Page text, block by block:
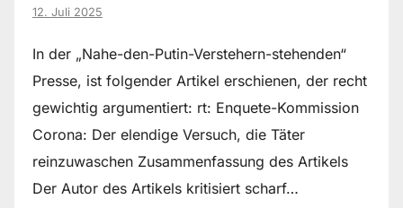
12. Juli 2025
In der „Nahe-den-Putin-Verstehern-stehenden“
Presse, ist folgender Artikel erschienen, der recht
gewichtig argumentiert: rt: Enquete-Kommission
Corona: Der elendige Versuch, die Täter
reinzuwaschen Zusammenfassung des Artikels
Der Autor des Artikels kritisiert scharf…